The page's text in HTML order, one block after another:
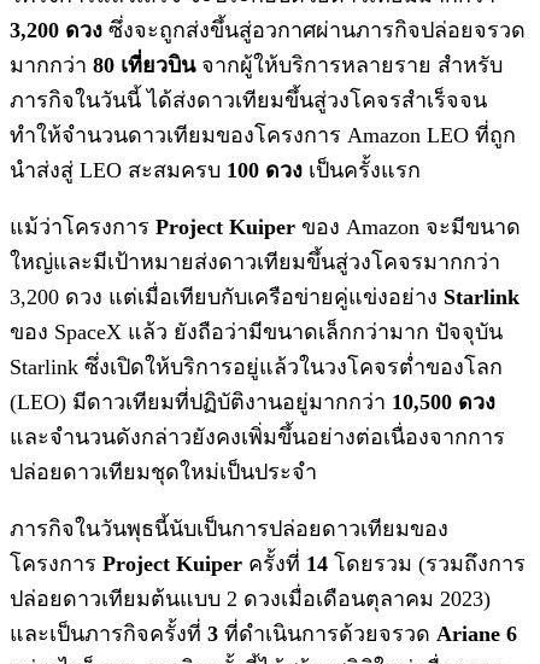
3,200 ดวง ซึ่งจะถูกส่งขึ้นสู่อวกาศผ่านภารกิจปล่อยจรวด
มากกว่า 80 เที่ยวบินจากผู้ให้บริการหลายราย สำหรับ
ภารกิจในวันนี้ ได้ส่งดาวเทียมขึ้นสู่วงโคจรสำเร็จจน
ทำให้จำนวนดาวเทียมของโครงการ Amazon LEO ที่ถูก
นำส่งสู่ LEO สะสมครบ 100 ดวง เป็นครั้งแรก
แม้ว่าโครงการ Project Kuiper ของ Amazon จะมีขนาด
ใหญ่และมีเป้าหมายส่งดาวเทียมขึ้นสู่วงโคจรมากกว่า
3,200 ดวง แต่เมื่อเทียบกับเครือข่ายคู่แข่งอย่าง Starlink
ของ SpaceX แล้ว ยังถือว่ามีขนาดเล็กกว่ามาก ปัจจุบัน
Starlink ซึ่งเปิดให้บริการอยู่แล้วในวงโคจรต่ำของโลก
(LEO) มีดาวเทียมที่ปฏิบัติงานอยู่มากกว่า 10,500 ดวง
และจำนวนดังกล่าวยังคงเพิ่มขึ้นอย่างต่อเนื่องจากการ
ปล่อยดาวเทียมชุดใหม่เป็นประจำ
ภารกิจในวันพุธนี้นับเป็นการปล่อยดาวเทียมของ
โครงการ Project Kuiper ครั้งที่ 14 โดยรวม (รวมถึงการ
ปล่อยดาวเทียมต้นแบบ 2 ดวงเมื่อเดือนตุลาคม 2023)
และเป็นภารกิจครั้งที่ 3 ที่ดำเนินการด้วยจรวด Ariane 6